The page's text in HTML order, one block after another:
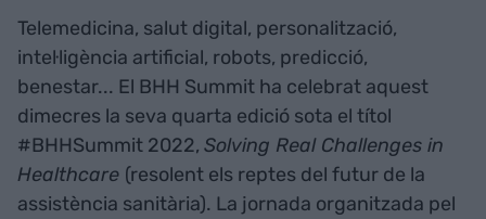
Telemedicina, salut digital, personalització,
intel·ligència artificial, robots, predicció,
benestar... El BHH Summit ha celebrat aquest
dimecres la seva quarta edició sota el títol
#BHHSummit 2022, Solving Real Challenges in
Healthcare (resolent els reptes del futur de la
assistència sanitària). La jornada organitzada pel